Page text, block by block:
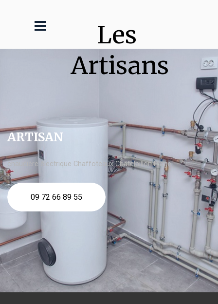
Les
Artisans
ARTISAN
chaudière électrique Chaffoteaux Châtelaillon Plage
09 72 66 89 55